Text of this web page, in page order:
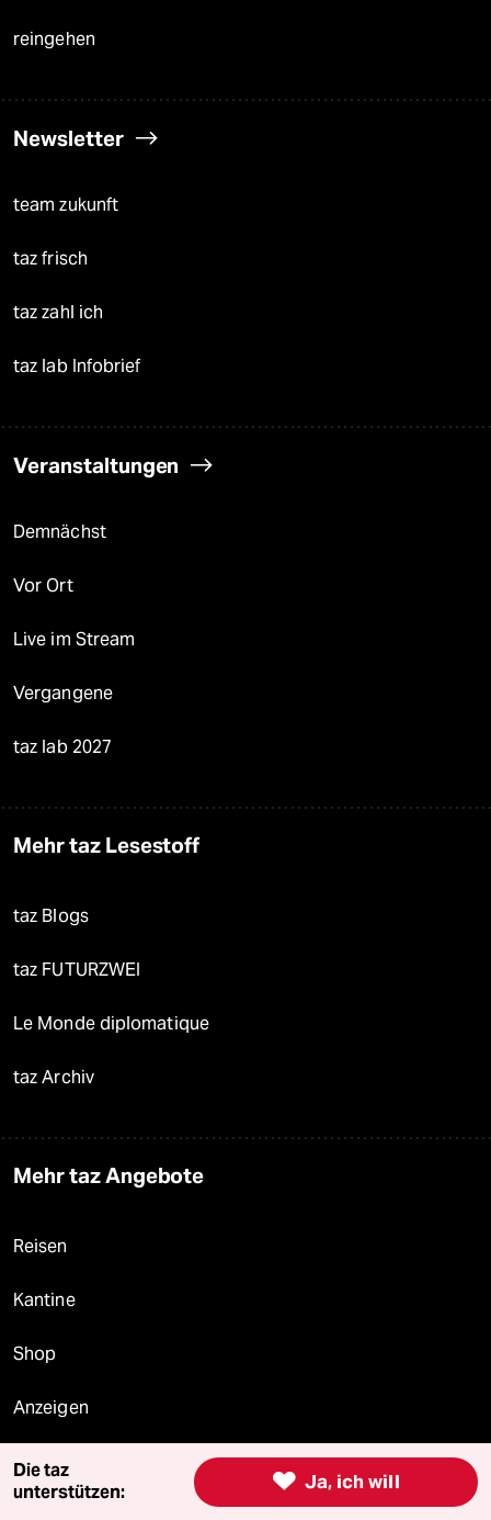
reingehen
Newsletter
team zukunft
taz frisch
taz zahl ich
taz lab Infobrief
Veranstaltungen
Demnächst
Vor Ort
Live im Stream
Vergangene
taz lab 2027
Mehr taz Lesestoff
taz Blogs
taz FUTURZWEI
Le Monde diplomatique
taz Archiv
Mehr taz Angebote
Reisen
Kantine
Shop
Anzeigen
Fragen & Hilfe
 Ja, ich will
Die taz
unterstützen: